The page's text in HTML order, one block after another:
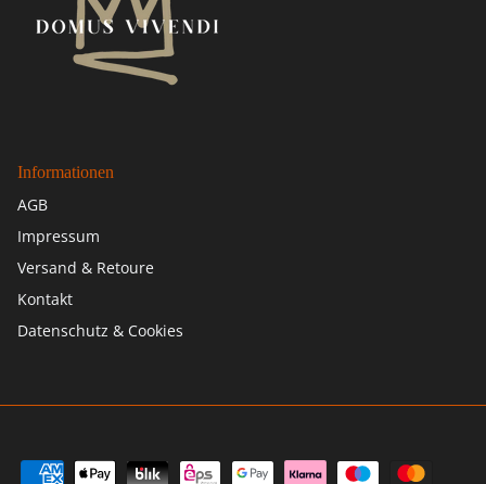
Informationen
AGB
Impressum
Versand & Retoure
Kontakt
Datenschutz & Cookies